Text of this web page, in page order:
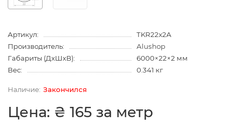
Артикул:
TKR22x2A
Производитель:
Alushop
Габариты (ДхШхВ):
6000×22×2 мм
Вес:
0.341 кг
Закончился
Цена: ₴ 165 за метр